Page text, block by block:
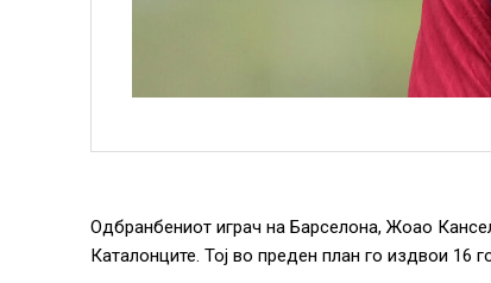
Одбранбениот играч на Барселона, Жоао
Каталонците. Тој во преден план го издвои 16